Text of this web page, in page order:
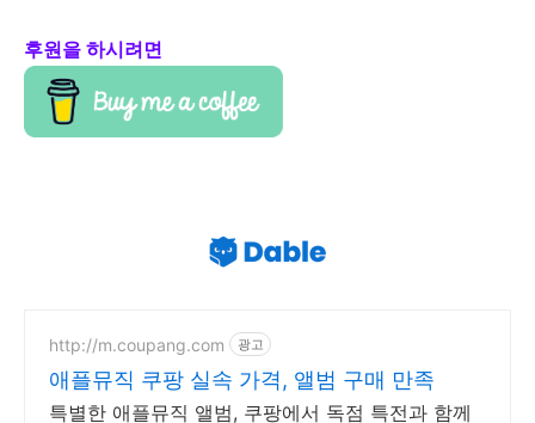
후원을 하시려면
http://m.coupang.com 광고
애플뮤직 쿠팡 실속 가격, 앨범 구매 만족
특별한 애플뮤직 앨범, 쿠팡에서 독점 특전과 함께